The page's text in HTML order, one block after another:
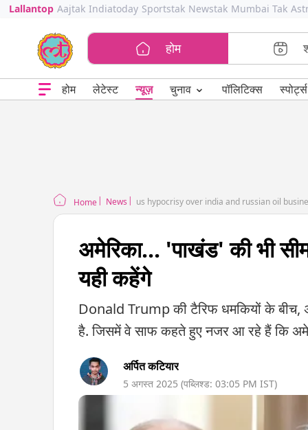
Lallantop Aajtak Indiatoday Sportstak Newstak Mumbai Tak
होम
होम लेटेस्ट न्यूज़ चुनाव ⌄ पॉलिटिक्स स्पोर्ट्स
Home News us hypocrisy over india and russian oil
अमेरिका... 'पाखंड' की भी
यही कहेंगे
Donald Trump की टैरिफ धमकियों के बीच,
है. जिसमें वे साफ कहते हुए नजर आ रहे हैं कि
अर्पित कटियार
5 अगस्त 2025 (पब्लिश्ड: 03:05 PM IST)